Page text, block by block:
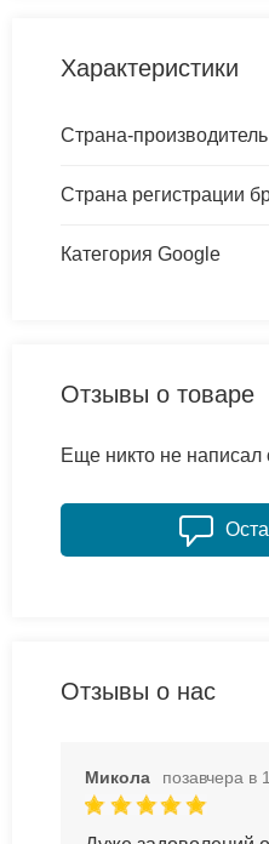
Характеристики
Страна-
Страна регистрации
Категория Google
Отзывы о товаре
Еще никто не написал
Отзывы о нас
Микола позавчера в